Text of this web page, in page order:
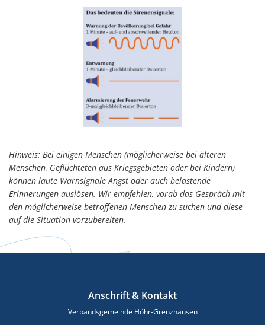
Hinweis: Bei einigen Menschen (möglicherweise bei älteren
Menschen, Geflüchteten aus Kriegsgebieten oder bei Kindern)
können laute Warnsignale Angst oder auch belastende
Erinnerungen auslösen. Wir empfehlen, vorab das Gespräch mit
den möglicherweise betroffenen Menschen zu suchen und diese
auf die Situation vorzubereiten.
Anschrift & Kontakt
Verbandsgemeinde Höhr-Grenzhausen